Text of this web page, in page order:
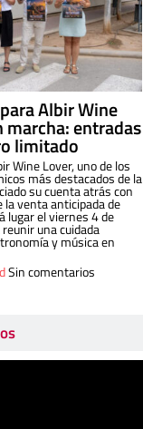
Albir Wine
marcha: entradas
limitado
Wine Lover, uno de los
más destacados de la
su cuenta atrás con
la venta anticipada de
lugar el viernes 4 de
una cuidada
y música en
Sin comentarios